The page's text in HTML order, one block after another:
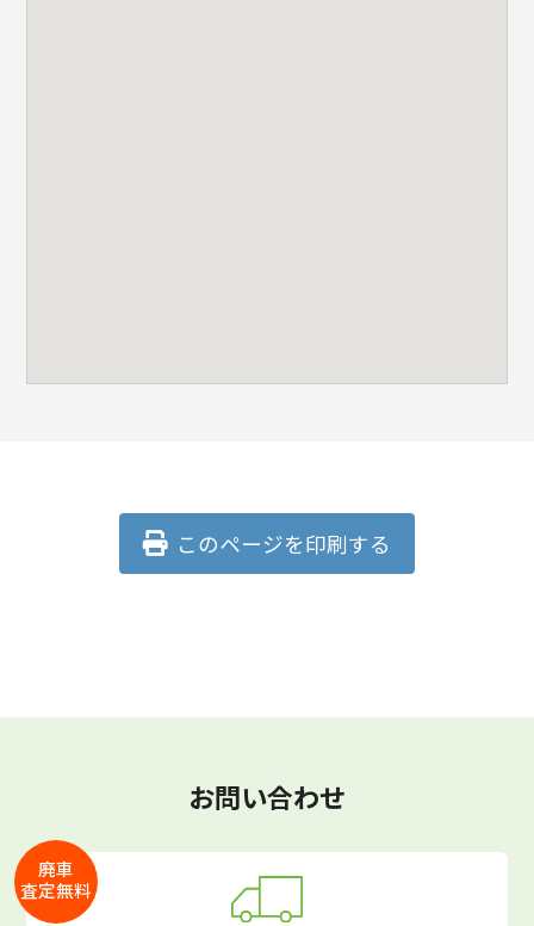
このページを印刷する
お問い合わせ
廃車
査定無料